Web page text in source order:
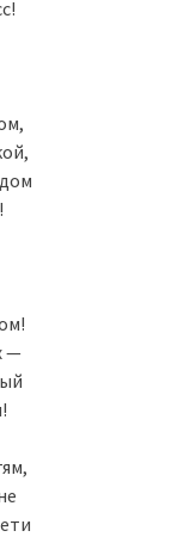
—